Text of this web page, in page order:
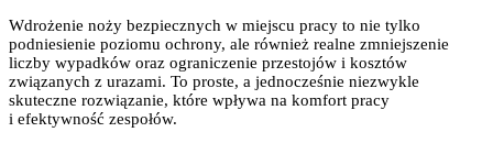
Wdrożenie noży bezpiecznych w miejscu pracy to nie tylko
podniesienie poziomu ochrony, ale również realne zmniejszenie
liczby wypadków oraz ograniczenie przestojów i kosztów
związanych z urazami. To proste, a jednocześnie niezwykle
skuteczne rozwiązanie, które wpływa na komfort pracy
i efektywność zespołów.